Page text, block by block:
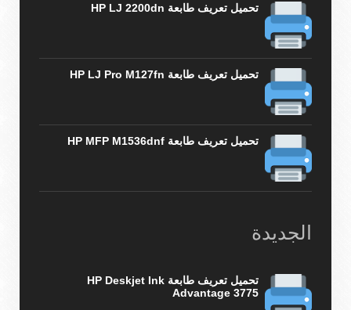
تحميل تعريف طابعة HP LJ 2200dn
تحميل تعريف طابعة HP LJ Pro M127fn
تحميل تعريف طابعة HP MFP M1536dnf
الجديدة
تحميل تعريف طابعة HP Deskjet Ink
Advantage 3775